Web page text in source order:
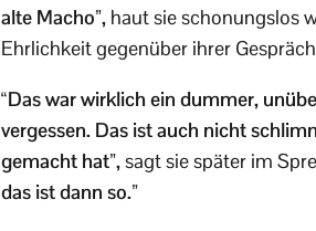
alte Macho”, haut sie schonungslos
Ehrlichkeit gegenüber ihrer
“Das war wirklich ein dummer,
vergessen. Das ist auch nicht
gemacht hat”,sagt sie später im
das ist dann so.”